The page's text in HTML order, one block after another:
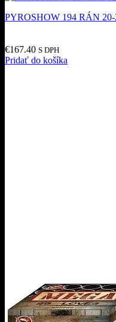
PYROSHOW 194 RÁN
€167.40 S DPH
Pridať do košíka